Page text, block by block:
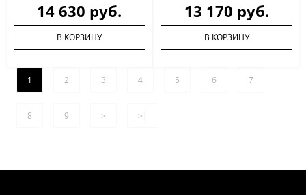
14 630 руб.
В КОРЗИНУ
13 170 руб.
В КОРЗИНУ
1 2 3 4 5 6 7
8 9 > >|